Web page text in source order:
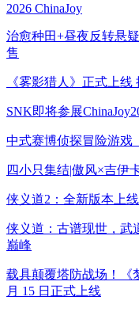
2026 ChinaJoy
治愈种田+昼夜反转悬
售
《雾影猎人》正式上
SNK即将参展
中式赛博侦探冒险游戏
四小只集结|傲风×吉伊
侠义道2：全新版本上
侠义道：古谱现世，武
巅峰
载具颠覆塔防战场！《
月 15 日正式上线